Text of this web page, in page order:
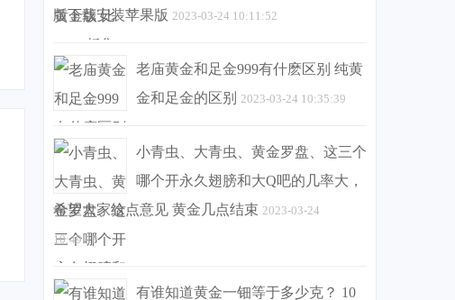
版下载安装苹果版 2023-03-24 10:11:52
老庙黄金和足金999有什麽区别 纯黄
金和足金的区别 2023-03-24 10:35:39
小青虫、大青虫、黄金罗盘、这三个
哪个开永久翅膀和大Q吧的几率大，
希望大家给点意见 黄金几点结束 2023-03-24
10:49:18
有谁知道黄金一钿等于多少克？ 10